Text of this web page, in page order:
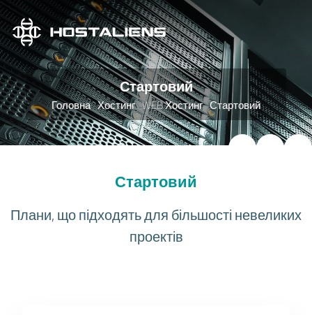
Стартовий
Головна Хостинг WEB Хостинг Стартовий
Стартовий
Плани, що підходять для більшості невеликих
проектів